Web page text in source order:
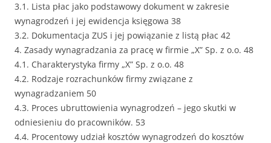
3.1. Lista płac jako podstawowy dokument w zakresie
wynagrodzeń i jej ewidencja księgowa 38
3.2. Dokumentacja ZUS i jej powiązanie z listą płac 42
4. Zasady wynagradzania za pracę w firmie „X” Sp. z o.o. 48
4.1. Charakterystyka firmy „X” Sp. z o.o. 48
4.2. Rodzaje rozrachunków firmy związane z
wynagradzaniem 50
4.3. Proces ubruttowienia wynagrodzeń – jego skutki w
odniesieniu do pracowników. 53
4.4. Procentowy udział kosztów wynagrodzeń do kosztów